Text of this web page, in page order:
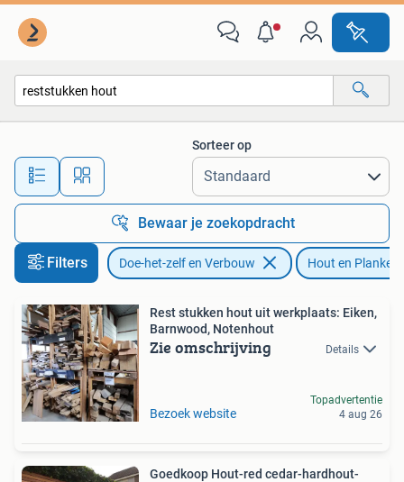
Alle afstanden…
Sorteer op
Bewaar je zoekopdracht
Filters Doe-het-zelf en Verbouw Hout en Planken
Rest stukken hout uit werkplaats: Eiken,
Barnwood, Notenhout
Zie omschrijving Details
Bezoek website
Topadvertentie
4 aug 26
Goedkoop Hout-red cedar-hardhout-